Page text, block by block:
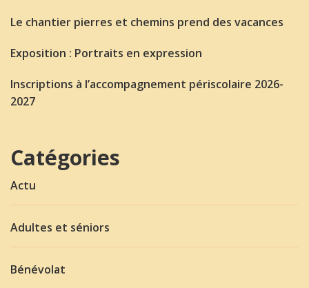
Le chantier pierres et chemins prend des vacances
Exposition : Portraits en expression
Inscriptions à l’accompagnement périscolaire 2026-
2027
Catégories
Actu
Adultes et séniors
Bénévolat